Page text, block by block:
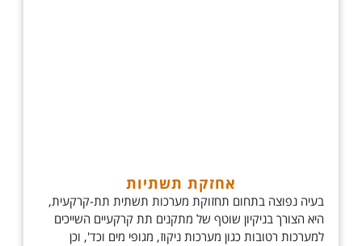
אחזקת תשתיות
בעיה נפוצה בתחום תחזוקת מערכות תשתית תת-קרקעית,
היא הצורך בניקיון שוטף של מתקנים תת קרקעיים השייכים
למערכות רטובות כגון מערכות ניקוז, מגופי מים וכד', וכן